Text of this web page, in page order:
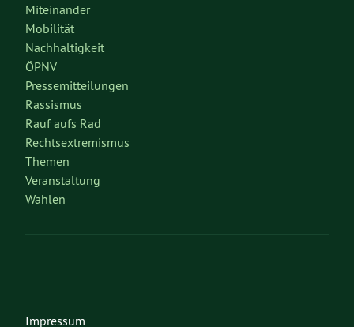
Miteinander
Mobilität
Nachhaltigkeit
ÖPNV
Pressemitteilungen
Rassismus
Rauf aufs Rad
Rechtsextremismus
Themen
Veranstaltung
Wahlen
Impressum